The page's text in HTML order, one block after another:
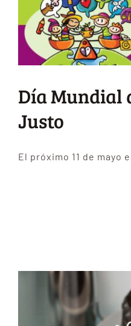
Día Mundial
Justo
El próximo 11 de mayo